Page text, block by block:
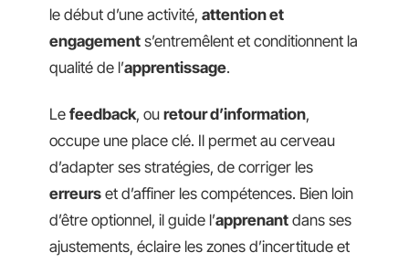
le début d’une activité, attention et
engagement s’entremêlent et conditionnent la
qualité de l’apprentissage.
Le feedback, ou retour d’information,
occupe une place clé. Il permet au cerveau
d’adapter ses stratégies, de corriger les
erreurs et d’affiner les compétences. Bien loin
d’être optionnel, il guide l’apprenant dans ses
ajustements, éclaire les zones d’incertitude et